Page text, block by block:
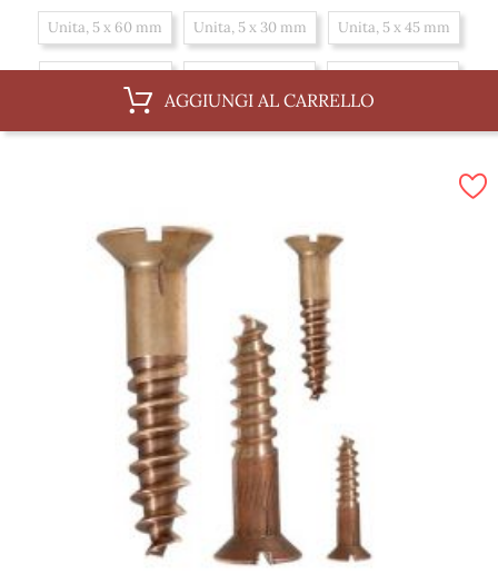
Unita, 5 x 60 mm Unita, 5 x 30 mm Unita, 5 x 45 mm
Unita, 5 x 50 mm Unita, 5 x 25 mm Unita, 5 x 40 mm
Scatola, 5 x 70 mm
Scatola, 5 x 35 mm Scatola, 5 x 50 mm
Scatola, 5 x 40 mm
AGGIUNGI AL CARRELLO